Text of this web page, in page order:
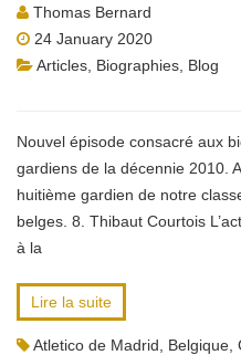
Thomas Bernard
24 January 2020
Articles Biographies Blog
Nouvel épisode consacré aux
gardiens de la décennie 2010.
huitième gardien de notre
belges. 8. Thibaut Courtois
à la
Lire la suite
Atletico de Madrid Belgique